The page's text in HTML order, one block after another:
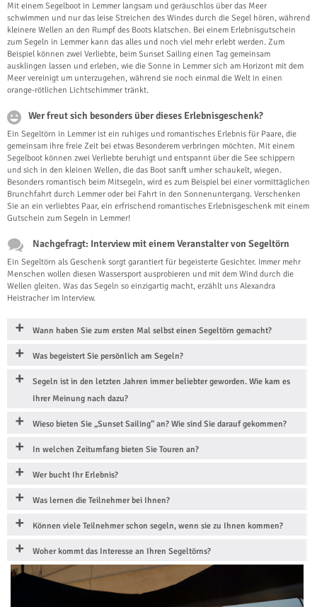
Mit einem Segelboot in Lemmer langsam und geräuschlos über das Meer
schwimmen und nur das leise Streichen des Windes durch die Segel hören, während
kleinere Wellen an den Rumpf des Boots klatschen. Bei einem Erlebnisgutschein
zum Segeln in Lemmer kann das alles und noch viel mehr erlebt werden. Zum
Beispiel können zwei Verliebte, beim Sunset Sailing einen Tag gemeinsam
ausklingen lassen und erleben, wie die Sonne in Lemmer sich am Horizont mit dem
Meer vereinigt um unterzugehen, während sie noch einmal die Welt in einen
orange-rötlichen Lichtschimmer tränkt.
Wer freut sich besonders über dieses Erlebnisgeschenk?
Ein Segeltörn in Lemmer ist ein ruhiges und romantisches Erlebnis für Paare, die
gemeinsam ihre freie Zeit bei etwas Besonderem verbringen möchten. Mit einem
Segelboot können zwei Verliebte beruhigt und entspannt über die See schippern
und sich in den kleinen Wellen, die das Boot sanft umher schaukelt, wiegen.
Besonders romantisch beim Mitsegeln, wird es zum Beispiel bei einer vormittäglichen
Brunchfahrt durch Lemmer oder bei Fahrt in den Sonnenuntergang. Verschenken
Sie an ein verliebtes Paar, ein erfrischend romantisches Erlebnisgeschenk mit einem
Gutschein zum Segeln in Lemmer!
Nachgefragt: Interview mit einem Veranstalter von Segeltörn
Ein Segeltörn als Geschenk sorgt garantiert für begeisterte Gesichter. Immer mehr
Menschen wollen diesen Wassersport ausprobieren und mit dem Wind durch die
Wellen gleiten. Was das Segeln so einzigartig macht, erzählt uns Alexandra
Heistracher im Interview.
Wann haben Sie zum ersten Mal selbst einen Segeltörn gemacht?
Was begeistert Sie persönlich am Segeln?
Segeln ist in den letzten Jahren immer beliebter geworden. Wie kam es
Ihrer Meinung nach dazu?
Wieso bieten Sie „Sunset Sailing“ an? Wie sind Sie darauf gekommen?
In welchen Zeitumfang bieten Sie Touren an?
Wer bucht Ihr Erlebnis?
Was lernen die Teilnehmer bei Ihnen?
Können viele Teilnehmer schon segeln, wenn sie zu Ihnen kommen?
Woher kommt das Interesse an Ihren Segeltörns?